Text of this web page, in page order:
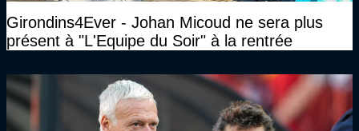
Girondins4Ever - Johan Micoud ne sera plus
présent à "L'Equipe du Soir" à la rentrée